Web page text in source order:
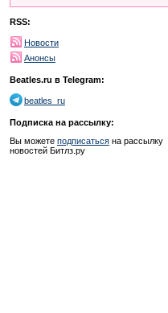
RSS:
Новости
Анонсы
Beatles.ru в Telegram:
beatles_ru
Подписка на рассылку:
Вы можете подписаться на рассылку
новостей Битлз.ру